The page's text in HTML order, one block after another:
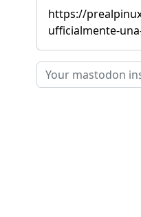
https://
ufficialmente-